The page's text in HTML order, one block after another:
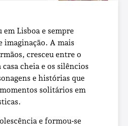
em Lisboa e sempre
imaginação. A mais
cresceu entre o
cheia e os silêncios
e histórias que
solitários em
e formou‑se